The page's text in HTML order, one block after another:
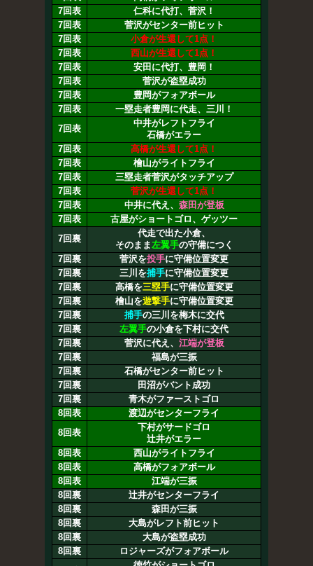
7回表
仁科に代打、菅沢！
7回表
菅沢がセンター前ヒット
7回表
小倉が生還して1点！
7回表
西山が生還して1点！
7回表
安田に代打、豊岡！
7回表
菅沢が盗塁成功
7回表
豊岡がフォアボール
7回表
一塁走者豊岡に代走、三川！
7回表
中井がレフトフライ
石橋がエラー
7回表
高橋が生還して1点！
7回表
檜山がライトフライ
7回表
三塁走者菅沢がタッチアップ
7回表
菅沢が生還して1点！
7回表
中井に代え、 森田が登板
7回表
古屋がショートゴロ、ゲッツー
7回裏
代走で出た小倉、
そのまま左翼手の守備につく
7回裏
菅沢を投手に守備位置変更
7回裏
三川を捕手に守備位置変更
7回裏
高橋を三塁手に守備位置変更
7回裏
檜山を遊撃手に守備位置変更
7回裏
捕手の三川を梅木に交代
7回裏
左翼手の小倉を下村に交代
7回裏
菅沢に代え、 江端が登板
7回裏
福島が三振
7回裏
石橋がセンター前ヒット
7回裏
田沼がバント成功
7回裏
青木がファーストゴロ
8回表
渡辺がセンターフライ
8回表
下村がサードゴロ
辻井がエラー
8回表
西山がライトフライ
8回表
高橋がフォアボール
8回表
江端が三振
8回裏
辻井がセンターフライ
8回裏
森田が三振
8回裏
大島がレフト前ヒット
8回裏
大島が盗塁成功
8回裏
ロジャーズがフォアボール